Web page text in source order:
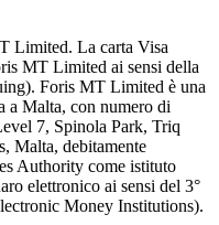
Limited. La carta Visa
MT Limited ai sensi della
Foris MT Limited è una
a Malta, con numero di
7, Spinola Park, Triq
Malta, debitamente
Authority come istituto
elettronico ai sensi del 3°
Money Institutions).